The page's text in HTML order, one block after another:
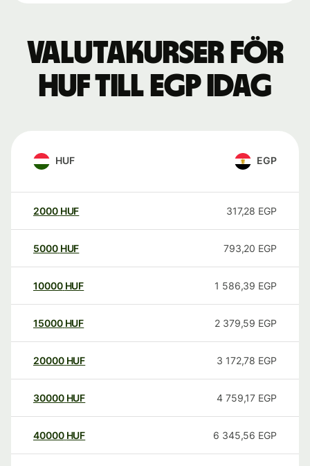
Valutakurser för
HUF till EGP idag
HUF EGP
2000 HUF 317,28 EGP
5000 HUF 793,20 EGP
10000 HUF 1 586,39 EGP
15000 HUF 2 379,59 EGP
20000 HUF 3 172,78 EGP
30000 HUF 4 759,17 EGP
40000 HUF 6 345,56 EGP